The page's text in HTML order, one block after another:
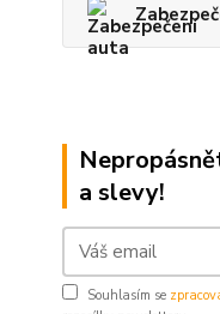
a slevy!
Souhlasím se